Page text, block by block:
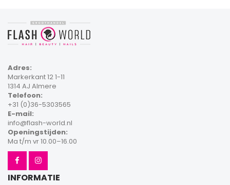
Adres:
Markerkant 12 1-11
1314 AJ Almere
Telefoon:
+31 (0)36-5303565
E-mail:
info@flash-world.nl
Openingstijden:
Ma t/m vr 10.00–16.00
INFORMATIE